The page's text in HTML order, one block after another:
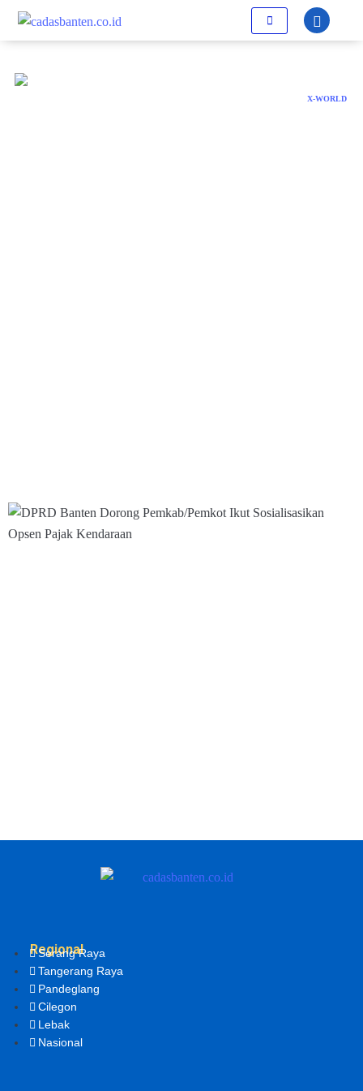
X-WORLD
Regional
Serang Raya
Tangerang Raya
Pandeglang
Cilegon
Lebak
Nasional